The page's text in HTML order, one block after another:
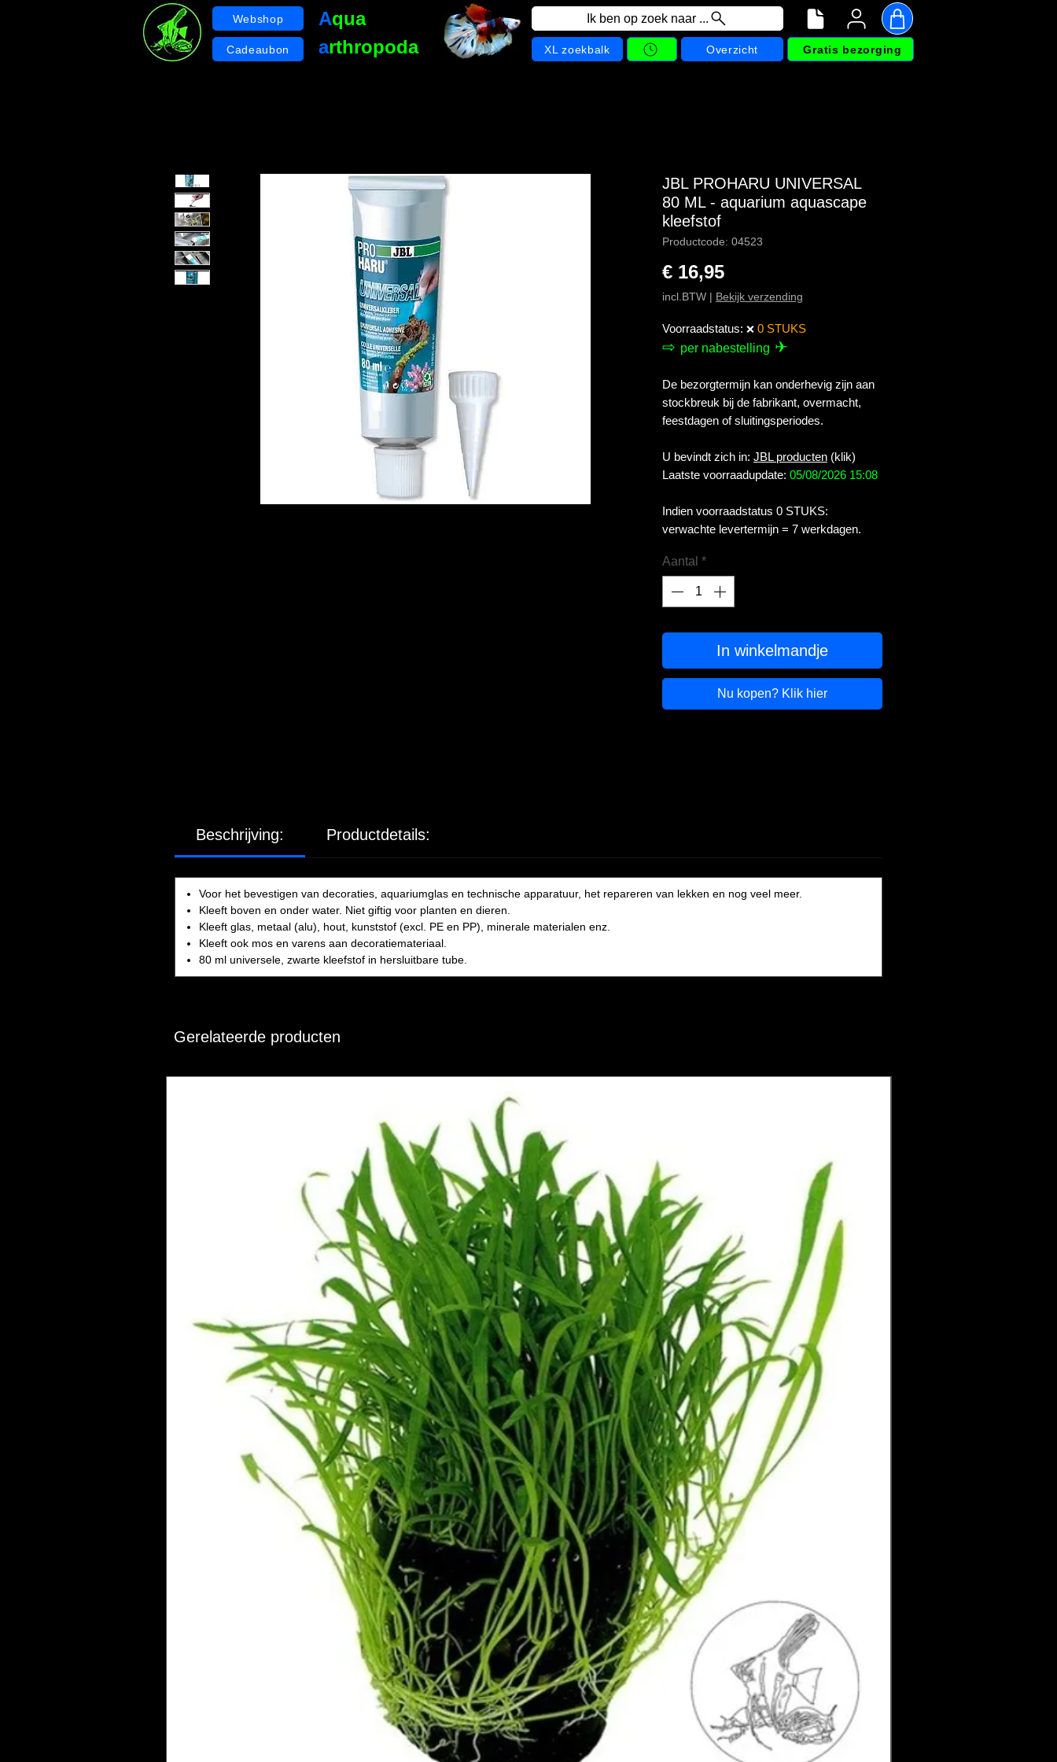
Webshop
Cadeaubon
Aqua
arthropoda
Ik ben op zoek naar ...
XL zoekbalk Overzicht Gratis bezorging
JBL PROHARU UNIVERSAL
80 ML - aquarium aquascape
kleefstof
Productcode: 04523
€ 16,95Prijs
incl.BTW | Bekijk verzending
Voorraadstatus: ❌ 0 STUKS
⇨ per nabestelling ✈
De bezorgtermijn kan onderhevig zijn aan
stockbreuk bij de fabrikant, overmacht,
feestdagen of sluitingsperiodes.
U bevindt zich in: JBL producten (klik)
Laatste voorraadupdate: 05/08/2026 15:08
Indien voorraadstatus 0 STUKS:
verwachte levertermijn = 7 werkdagen.
Aantal *
In winkelmandje
Nu kopen? Klik hier
Beschrijving: Productdetails:
Voor het bevestigen van decoraties, aquariumglas en technische apparatuur, het repareren van lekken en nog veel meer.
Kleeft boven en onder water. Niet giftig voor planten en dieren.
Kleeft glas, metaal (alu), hout, kunststof (excl. PE en PP), minerale materialen enz.
Kleeft ook mos en varens aan decoratiemateriaal.
80 ml universele, zwarte kleefstof in hersluitbare tube.
Gerelateerde producten